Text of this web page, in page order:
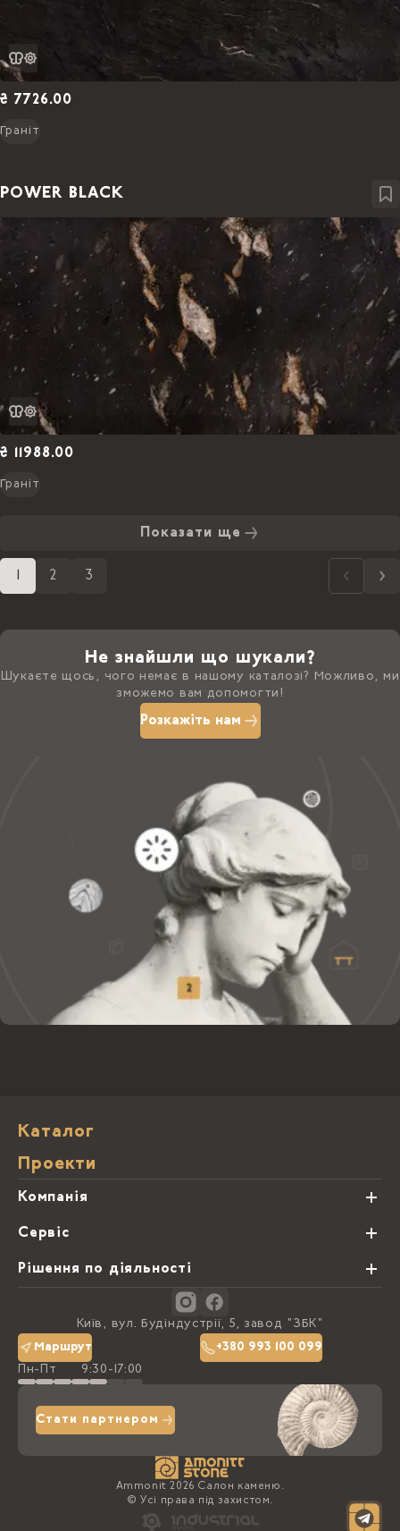
₴ 7726.00
Граніт
POWER BLACK
₴ 11988.00
Граніт
Показати ще
2 3
Не знайшли що шукали?
Шукаєте щось, чого немає в нашому каталозі? Можливо, ми
зможемо вам допомогти!
Розкажіть нам
Каталог
Проекти
Компанія
Про нас
Блог
Контакти
Політика конфіденційності
Доставка та оплата
Сервіс
Види обробки каменю
Рішення по діяльності
Київ, вул. Будіндустрії, 5, завод "ЗБК"
Маршрут
+380 993 100 099
Пн-Пт
9:30-17:00
Стати партнером
Ammonit 2026 Салон каменю.
© Усі права під захистом.